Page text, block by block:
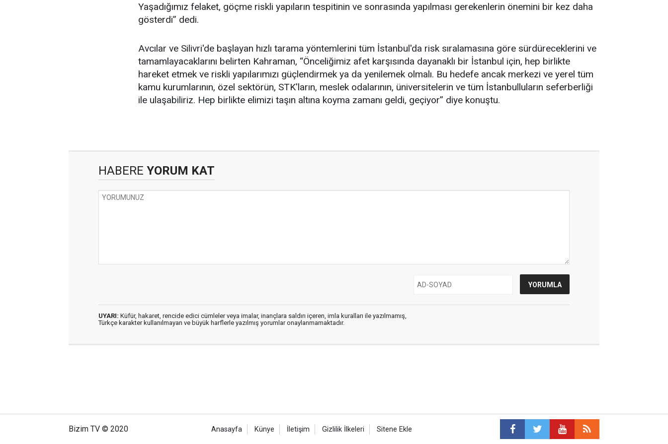
Yaşadığımız felaket, göçme riskli yapıların tespitinin ve sonrasında yapılması gerekenlerin önemini bir kez daha
gösterdi” dedi.
Avcılar ve Silivri'de başlayan hızlı tarama yöntemlerini tüm İstanbul'da risk sıralamasına göre sürdüreceklerini ve
tamamlayacaklarını belirten Kahraman, “Önceliğimiz afet karşısında dayanaklı bir İstanbul için, hep birlikte
hareket etmek ve riskli yapılarımızı güçlendirmek ya da yenilemek olmalı. Bu hedefe ancak merkezi ve yerel tüm
kamu kurumlarının, özel sektörün, STK'ların, meslek odalarının, üniversitelerin ve tüm İstanbulluların seferberliği
ile ulaşabiliriz. Hep birlikte elimizi taşın altına koyma zamanı geldi, geçiyor” diye konuştu.
HABERE YORUM KAT
UYARI: Küfür, hakaret, rencide edici cümleler veya imalar, inançlara saldırı içeren, imla kuralları ile yazılmamış,
Türkçe karakter kullanılmayan ve büyük harflerle yazılmış yorumlar onaylanmamaktadır.
Bizim TV © 2020 Anasayfa Künye İletişim Gizlilik İlkeleri Sitene Ekle